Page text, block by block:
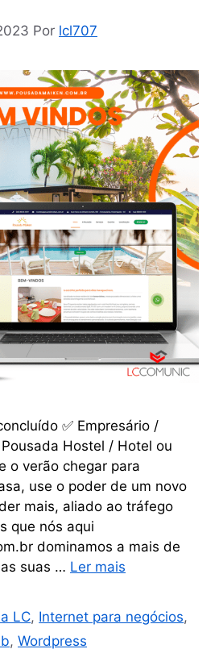
Por lcl707
✅ Empresário /
Hostel / Hotel ou
o verão chegar para
use o poder de um novo
mais, aliado ao tráfego
que nós aqui
dominamos a mais de
suas … Ler mais
LC, Internet para negócios,
, Wordpress